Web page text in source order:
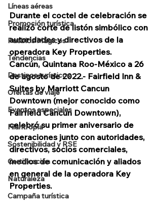
Líneas aéreas
Promoción turística
Pueblos Mágicos
Tendencias
Destinos turísticos
Ofertas de viaje
Eventos especiales
Filantropía
Sostenibilidad y RSE
Certificación
Naturaleza
Campaña turística
Durante el coctel de celebración se
realizó corte de listón simbólico con
autoridades y directivos de la
operadora Key Properties.
Cancún, Quintana Roo-México a 26
de agosto de 2022.- Fairfield Inn &
Suites by Marriott Cancun
Downtown (mejor conocido como
Fairfield Cancun Downtown),
celebró su primer aniversario de
operaciones junto con autoridades,
directivos, socios comerciales,
medios de comunicación y aliados
en general de la operadora Key
Properties.